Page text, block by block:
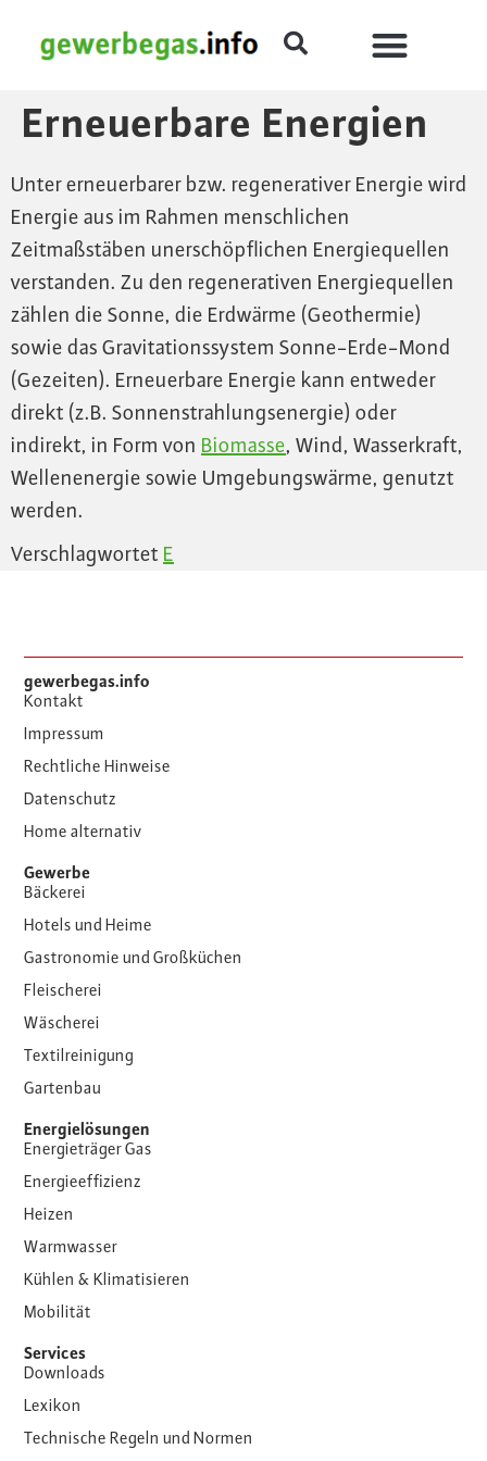
Erneuerbare Energien
Unter erneuerbarer bzw. regenerativer Energie wird
Energie aus im Rahmen menschlichen
Zeitmaßstäben unerschöpflichen Energiequellen
verstanden. Zu den regenerativen Energiequellen
zählen die Sonne, die Erdwärme (Geothermie)
sowie das Gravitationssystem Sonne-Erde-Mond
(Gezeiten). Erneuerbare Energie kann entweder
direkt (z.B. Sonnenstrahlungsenergie) oder
indirekt, in Form von Biomasse, Wind, Wasserkraft,
Wellenenergie sowie Umgebungswärme, genutzt
werden.
Verschlagwortet E
gewerbegas.info
Kontakt
Impressum
Rechtliche Hinweise
Datenschutz
Home alternativ
Gewerbe
Bäckerei
Hotels und Heime
Gastronomie und Großküchen
Fleischerei
Wäscherei
Textilreinigung
Gartenbau
Energielösungen
Energieträger Gas
Energieeffizienz
Heizen
Warmwasser
Kühlen & Klimatisieren
Mobilität
Services
Downloads
Lexikon
Technische Regeln und Normen